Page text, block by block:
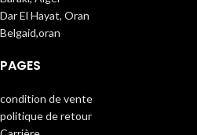
Dar El Hayat, Oran
Belgaid,oran
PAGES
condition de vente
politique de retour